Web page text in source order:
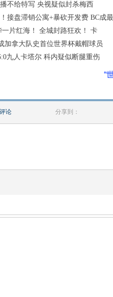
不给特写 央视疑似封杀梅西
接盘滞销公寓+暴砍开发费 BC成最
一片红海！ 全城封路狂欢！ 卡
加拿大队史首位世界杯戴帽球员
九人卡塔尔 科内疑似断腿重伤
“
论 分享到：